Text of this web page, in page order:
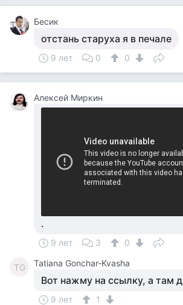
Бесик
отстань старуха я в печале
9 лет 0 0
Алексей Миркин
.
9 лет 3 0
TG Tatiana Gonchar-Kvasha
Вот нажму на ссылку, а там
9 лет 1